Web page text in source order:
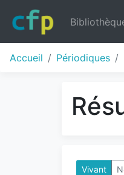
Accueil Périodiques
Vivant